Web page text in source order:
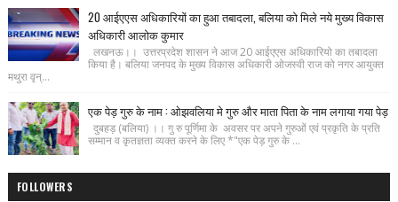
20 आईएएस अधिकारियों का हुआ तबादला, बलिया को मिले नये मुख्य विकास
अधिकारी आलोक कुमार
लखनऊ।। उत्तरप्रदेश शासन ने आज 20 आईएएस अधिकारियो का तबादला
किया है। बलिया जनपद के मुख्य विकास अधिकारी ओजस्वी राज को नगर आयुक्त
मथुरा वृन्...
एक पेड़ गुरु के नाम : ओझवलिया मे गुरु और माता पिता के नाम लगाया गया पेड़
दुबहड़ (बलिया) ।। गु रु पूर्णिमा के अवसर पर अपने गुरुओं एवं प्रकृति के प्रति
सम्मान व कृतज्ञता व्यक्त करने के लिए *"एक पेड़ गुरु के ...
FOLLOWERS